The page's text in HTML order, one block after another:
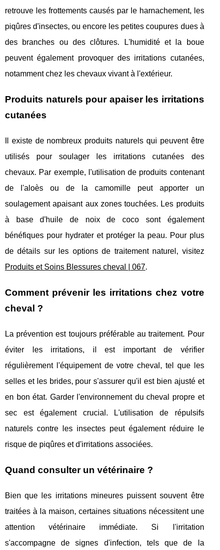
retrouve les frottements causés par le harnachement, les
piqûres d'insectes, ou encore les petites coupures dues à
des branches ou des clôtures. L'humidité et la boue
peuvent également provoquer des irritations cutanées,
notamment chez les chevaux vivant à l'extérieur.
Produits naturels pour apaiser les irritations
cutanées
Il existe de nombreux produits naturels qui peuvent être
utilisés pour soulager les irritations cutanées des
chevaux. Par exemple, l'utilisation de produits contenant
de l'aloès ou de la camomille peut apporter un
soulagement apaisant aux zones touchées. Les produits
à base d'huile de noix de coco sont également
bénéfiques pour hydrater et protéger la peau. Pour plus
de détails sur les options de traitement naturel, visitez
Produits et Soins Blessures cheval | 067.
Comment prévenir les irritations chez votre
cheval ?
La prévention est toujours préférable au traitement. Pour
éviter les irritations, il est important de vérifier
régulièrement l'équipement de votre cheval, tel que les
selles et les brides, pour s'assurer qu'il est bien ajusté et
en bon état. Garder l'environnement du cheval propre et
sec est également crucial. L'utilisation de répulsifs
naturels contre les insectes peut également réduire le
risque de piqûres et d'irritations associées.
Quand consulter un vétérinaire ?
Bien que les irritations mineures puissent souvent être
traitées à la maison, certaines situations nécessitent une
attention vétérinaire immédiate. Si l'irritation
s'accompagne de signes d'infection, tels que de la